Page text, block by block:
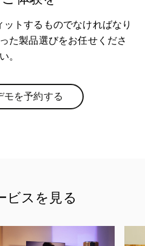
トするものでなければなり
た製品選びをお任せくださ
い。
モを予約する
Link Opens in New Tab
ビスを見る